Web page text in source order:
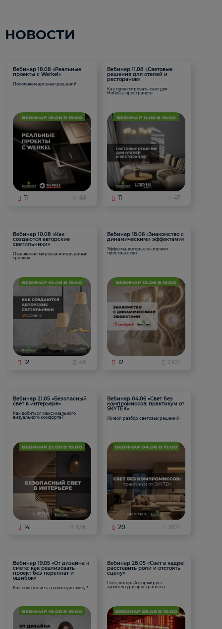
НОВОСТИ
Вебинар 18.08 «Реальные
проекты с Werkel»
Пополняем арсенал решений
11 49
Вебинар 11.08 «Световые
решения для отелей и
ресторанов»
Как проектировать свет для
HoReCa-пространств
11 47
Вебинар 10.08 «Как
создаются авторские
светильники»
Отражение мировых интерьерных
трендов
12 46
Вебинар 18.06 «Знакомство с
динамическими эффектами»
Эффекты, которые оживляют
пространство
12 2107
Вебинар 21.05 «Безопасный
свет в интерьере»
Как добиться максимального
визуального комфорта?
14 656
Вебинар 04.06 «Свет без
компромиссов: практикум от
SKYTEK»
Живой разбор световых решений
20 807
Вебинар 19.05 «От дизайна к
смете: как реализовать
проект без переплат и
ошибок»
Как подготовить грамотную смету?
Вебинар 28.05 «Свет в кадре:
расставить роли и отстоять
сцену»
Свет, который формирует
архитектуру пространства.